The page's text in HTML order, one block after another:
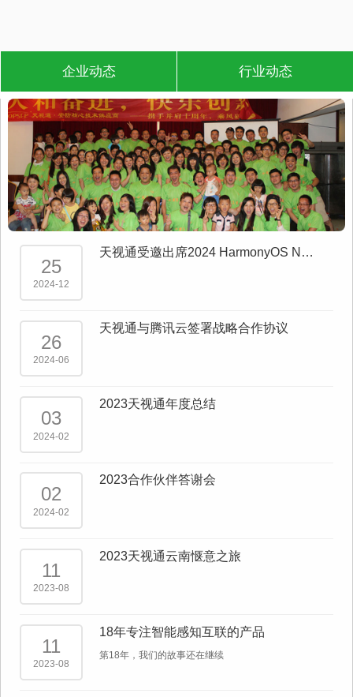
企业动态 行业动态
25
2024-12
天视通受邀出席2024 HarmonyOS NEX
26
2024-06
天视通与腾讯云签署战略合作协议
03
2024-02
2023天视通年度总结
02
2024-02
2023合作伙伴答谢会
11
2023-08
2023天视通云南惬意之旅
11
2023-08
18年专注智能感知互联的产品
第18年，我们的故事还在继续